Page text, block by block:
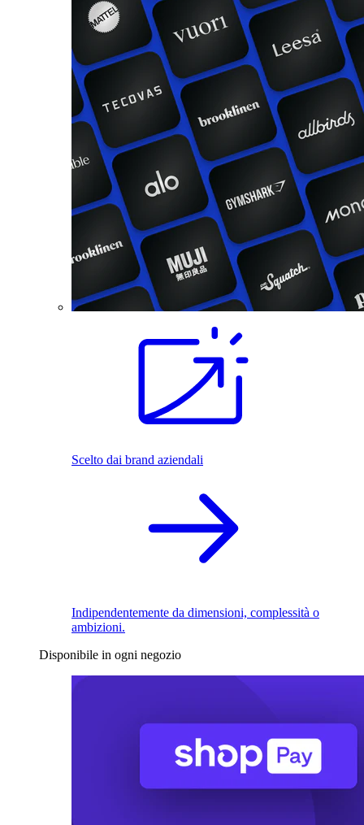
Scelto dai brand aziendali
Indipendentemente da dimensioni, complessità o
ambizioni.
Disponibile in ogni negozio